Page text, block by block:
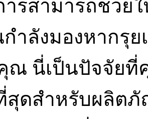
ารสามารถช่วย
ำลังมองหากรุย
ณ นี่เป็นปัจจัย
สุดสำหรับผลิต